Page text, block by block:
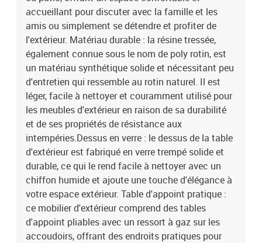
du sol : 37 cmHauteur des accoudoirs à partir du sol : 55
cmDimensions de la table d'appoint : 25 x 23 cm (L x l)Table
:Couleur : noirMatériau : résine tressée, acier enduit de poudre,
verre trempéDimensions : 55 x 55 x 37 cm (L x l x H)Coussin
:Couleur : noir Matériau de la couverture : tissu (100 %
polyester)Matériau de remplissage du coussin de siège :
mousseMatériau de remplissage du coussin de dossier : fibre de
cotonDimensions du coussin de siège : 55 x 55 x 3 cm (l x P x
é)Dimensions du coussin de dossier : 55 x 45 x 13 cm (L x l x é)La
livraison contient :1 x canapé d'angle3 x siège central2 x canapé
avec accoudoirs1 x table de jardin7 x coussin de dossier6 x
coussin de siège avec housse amovible et lavable
accueillant pour discuter avec la famille et les
amis ou simplement se détendre et profiter de
l'extérieur. Matériau durable : la résine tressée,
également connue sous le nom de poly rotin, est
un matériau synthétique solide et nécessitant peu
d'entretien qui ressemble au rotin naturel. Il est
léger, facile à nettoyer et couramment utilisé pour
les meubles d'extérieur en raison de sa durabilité
et de ses propriétés de résistance aux
intempéries.Dessus en verre : le dessus de la table
d'extérieur est fabriqué en verre trempé solide et
durable, ce qui le rend facile à nettoyer avec un
chiffon humide et ajoute une touche d'élégance à
votre espace extérieur. Table d'appoint pratique :
ce mobilier d'extérieur comprend des tables
d'appoint pliables avec un ressort à gaz sur les
accoudoirs, offrant des endroits pratiques pour